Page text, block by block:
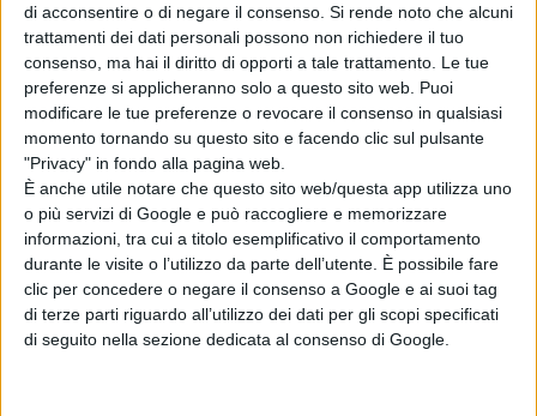
di acconsentire o di negare il consenso. Si rende noto che alcuni
trattamenti dei dati personali possono non richiedere il tuo
consenso, ma hai il diritto di opporti a tale trattamento. Le tue
preferenze si applicheranno solo a questo sito web. Puoi
modificare le tue preferenze o revocare il consenso in qualsiasi
momento tornando su questo sito e facendo clic sul pulsante
"Privacy" in fondo alla pagina web.
È anche utile notare che questo sito web/questa app utilizza uno
o più servizi di Google e può raccogliere e memorizzare
informazioni, tra cui a titolo esemplificativo il comportamento
durante le visite o l’utilizzo da parte dell’utente. È possibile fare
clic per concedere o negare il consenso a Google e ai suoi tag
di terze parti riguardo all’utilizzo dei dati per gli scopi specificati
di seguito nella sezione dedicata al consenso di Google.
accompagnate da musica dal vivo con Paolo Pavesi alla
voce, chitarra e banjo e Rocco Rovere alle percussioni.
Marco Albino Ferrari, inizia a collaborare con riviste
specializzate nel settore della montagna dai primi anni
Novanta, dopo aver praticato alpinismo (soprattutto sul
Monte Bianco: Pilone Centrale del Frêney, Grandes
Jorasses, Drus, Grandes Capucin…). Nel 1992 è assunto
dalla rivista Alp come redattore, e nel 1998 diventa
direttore responsabile della testata.